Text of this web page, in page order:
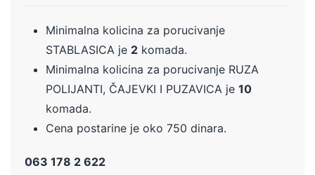
Minimalna kolicina za porucivanje
STABLASICA je 2 komada.
Minimalna kolicina za porucivanje RUZA
POLIJANTI, ČAJEVKI I PUZAVICA je 10
komada.
Cena postarine je oko 750 dinara.
063 178 2 622